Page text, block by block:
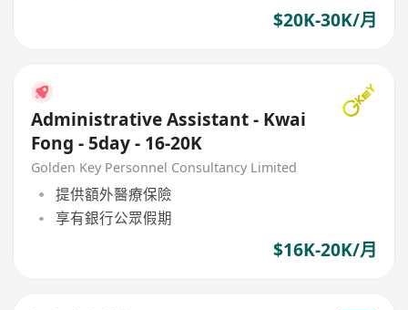
$20K-30K/月
Administrative Assistant - Kwai
Fong - 5day - 16-20K
Golden Key Personnel Consultancy Limited
提供額外醫療保險
享有銀行公眾假期
$16K-20K/月